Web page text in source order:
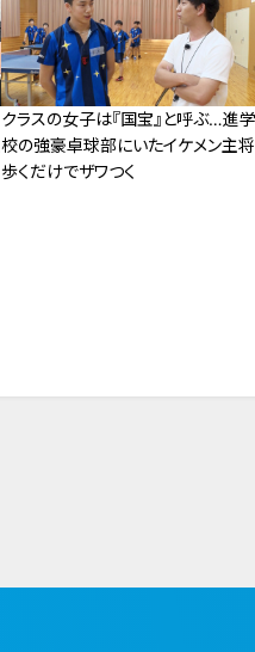
クラスの女子は『国宝』と呼ぶ…進学
校の強豪卓球部にいたイケメン主将
歩くだけでザワつく